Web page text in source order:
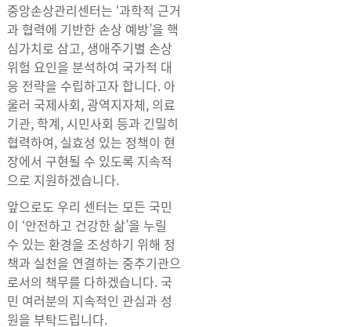
중앙손상관리센터는 ‘과학적 근거
과 협력에 기반한 손상 예방’을 핵
심가치로 삼고, 생애주기별 손상
위험 요인을 분석하여 국가적 대
응 전략을 수립하고자 합니다. 아
울러 국제사회, 광역지자체, 의료
기관, 학계, 시민사회 등과 긴밀히
협력하여, 실효성 있는 정책이 현
장에서 구현될 수 있도록 지속적
으로 지원하겠습니다.
앞으로도 우리 센터는 모든 국민
이 ‘안전하고 건강한 삶’을 누릴
수 있는 환경을 조성하기 위해 정
책과 실천을 연결하는 중추기관으
로서의 책무를 다하겠습니다. 국
민 여러분의 지속적인 관심과 성
원을 부탁드립니다.